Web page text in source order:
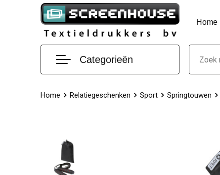
Home
Categorieën
Home Relatiegeschenken Sport Springtouwen